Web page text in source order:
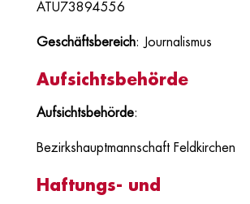
ATU73894556
Geschäftsbereich: Journalismus
Aufsichtsbehörde
Aufsichtsbehörde:
Bezirkshauptmannschaft Feldkirchen
Haftungs- und